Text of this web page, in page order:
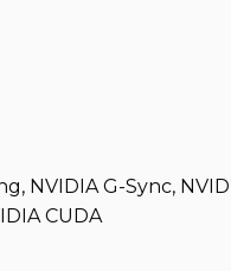
NVIDIA G-Sync,
CUDA